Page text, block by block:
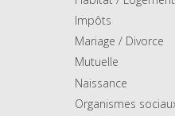
Impôts
Mariage / Divorce
Mutuelle
Naissance
Organismes